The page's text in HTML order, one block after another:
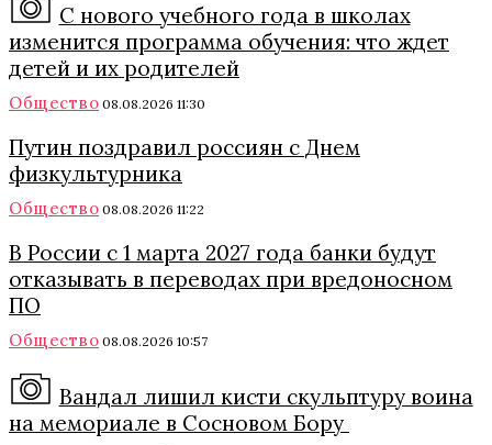
С нового учебного года в школах
изменится программа обучения: что ждет
детей и их родителей
Общество 08.08.2026 11:30
Путин поздравил россиян с Днем
физкультурника
Общество 08.08.2026 11:22
В России с 1 марта 2027 года банки будут
отказывать в переводах при вредоносном
ПО
Общество 08.08.2026 10:57
Вандал лишил кисти скульптуру воина
на мемориале в Сосновом Бору